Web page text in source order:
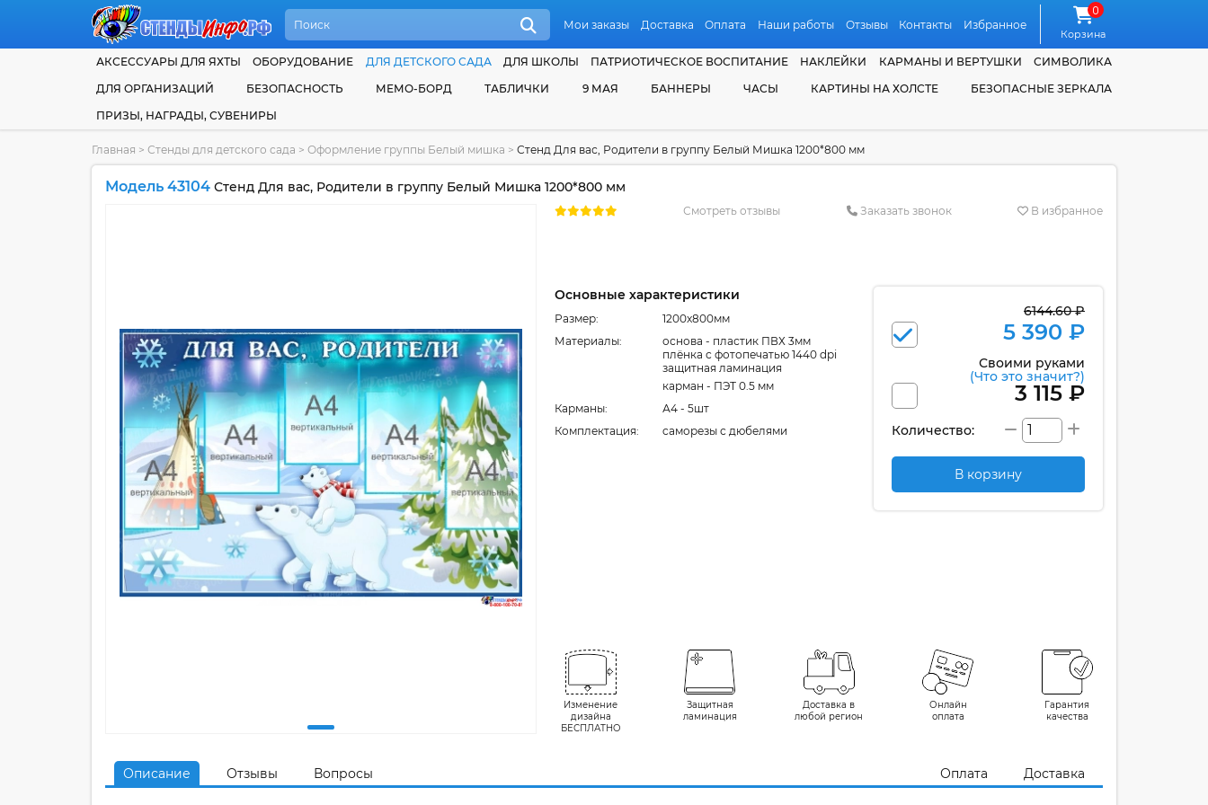
Мои заказы Доставка Оплата Наши работы Отзывы Контакты Избранное
0
Корзина
АКСЕССУАРЫ ДЛЯ ЯХТЫ ОБОРУДОВАНИЕ ДЛЯ ДЕТСКОГО САДА ДЛЯ ШКОЛЫ ПАТРИОТИЧЕСКОЕ ВОСПИТАНИЕ НАКЛЕЙКИ КАРМАНЫ И ВЕРТУШКИ
СИМВОЛИКА
ДЛЯ ОРГАНИЗАЦИЙ
БЕЗОПАСНОСТЬ МЕМО-БОРД ТАБЛИЧКИ 9 МАЯ БАННЕРЫ ЧАСЫ КАРТИНЫ НА ХОЛСТЕ
БЕЗОПАСНЫЕ ЗЕРКАЛА
ПРИЗЫ, НАГРАДЫ, СУВЕНИРЫ
Главная > Стенды для детского сада > Оформление группы Белый мишка > Стенд Для вас, Родители в группу Белый Мишка 1200*800 мм
Модель 43104 Стенд Для вас, Родители в группу Белый Мишка 1200*800 мм
Смотреть отзывы Заказать звонок В избранное
Основные характеристики
Размер:
1200x800мм
Материалы:
основа - пластик ПВХ 3мм
плёнка с фотопечатью 1440 dpi
защитная ламинация
карман - ПЭТ 0.5 мм
Карманы:
А4 - 5шт
Комплектация:
cаморезы с дюбелями
6144.60 ₽
5 390 ₽
Своими руками
(Что это значит?)
3 115 ₽
Количество:
В корзину
Изменение
дизайна
БЕСПЛАТНО
Защитная
ламинация
Доставка в
любой регион
Онлайн
оплата
Гарантия
качества
Описание Отзывы Вопросы Оплата Доставка